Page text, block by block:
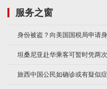
服务之窗
身份被盗？向美国国税局申请
坦桑尼亚赴华乘客可暂时凭两
旅西中国公民如确诊或有疑似